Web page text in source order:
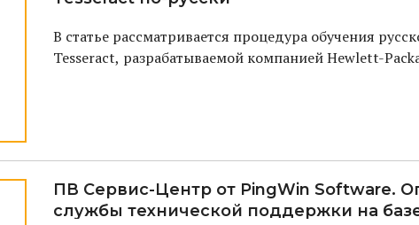
В статье рассматривается процедура обучения
Tesseract, разрабатываемой компанией Hewlett-
ПВ Сервис-Центр от PingWin Software.
службы технической поддержки на